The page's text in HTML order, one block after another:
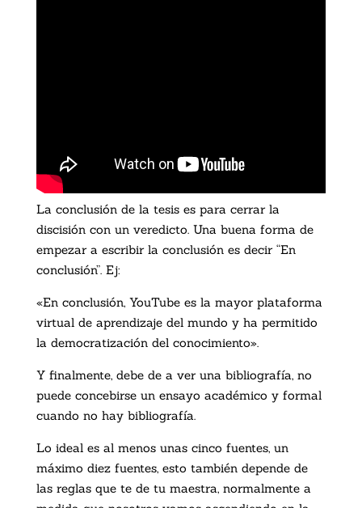
La conclusión de la tesis es para cerrar la
discisión con un veredicto. Una buena forma de
empezar a escribir la conclusión es decir “En
conclusión”. Ej:
«En conclusión, YouTube es la mayor plataforma
virtual de aprendizaje del mundo y ha permitido
la democratización del conocimiento».
Y finalmente, debe de a ver una bibliografía, no
puede concebirse un ensayo académico y formal
cuando no hay bibliografía.
Lo ideal es al menos unas cinco fuentes, un
máximo diez fuentes, esto también depende de
las reglas que te de tu maestra, normalmente a